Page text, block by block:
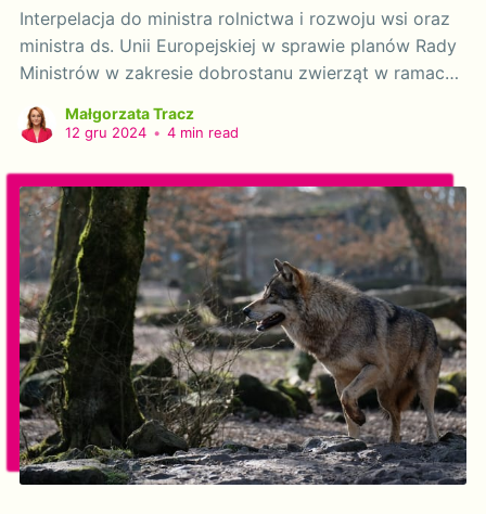
Interpelacja do ministra rolnictwa i rozwoju wsi oraz
ministra ds. Unii Europejskiej w sprawie planów Rady
Ministrów w zakresie dobrostanu zwierząt w ramach
Europejskiej. Szanowny Panie Ministrze, w grudniu
dobrostanu zwierząt, w których podkreśliła potrzebę
Małgorzata Tracz
12 gru 2024 • 4 min read